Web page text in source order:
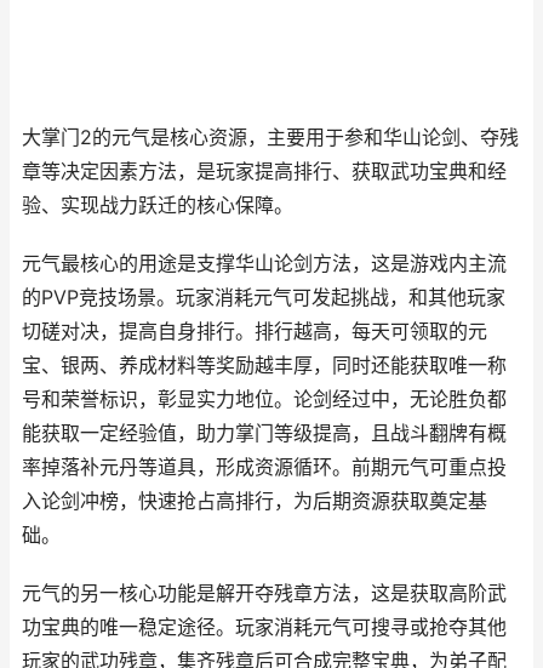
大掌门2的元气是核心资源，主要用于参和华山论剑、夺残
章等决定因素方法，是玩家提高排行、获取武功宝典和经
验、实现战力跃迁的核心保障。
元气最核心的用途是支撑华山论剑方法，这是游戏内主流
的PVP竞技场景。玩家消耗元气可发起挑战，和其他玩家
切磋对决，提高自身排行。排行越高，每天可领取的元
宝、银两、养成材料等奖励越丰厚，同时还能获取唯一称
号和荣誉标识，彰显实力地位。论剑经过中，无论胜负都
能获取一定经验值，助力掌门等级提高，且战斗翻牌有概
率掉落补元丹等道具，形成资源循环。前期元气可重点投
入论剑冲榜，快速抢占高排行，为后期资源获取奠定基
础。
元气的另一核心功能是解开夺残章方法，这是获取高阶武
功宝典的唯一稳定途径。玩家消耗元气可搜寻或抢夺其他
玩家的武功残章，集齐残章后可合成完整宝典，为弟子配